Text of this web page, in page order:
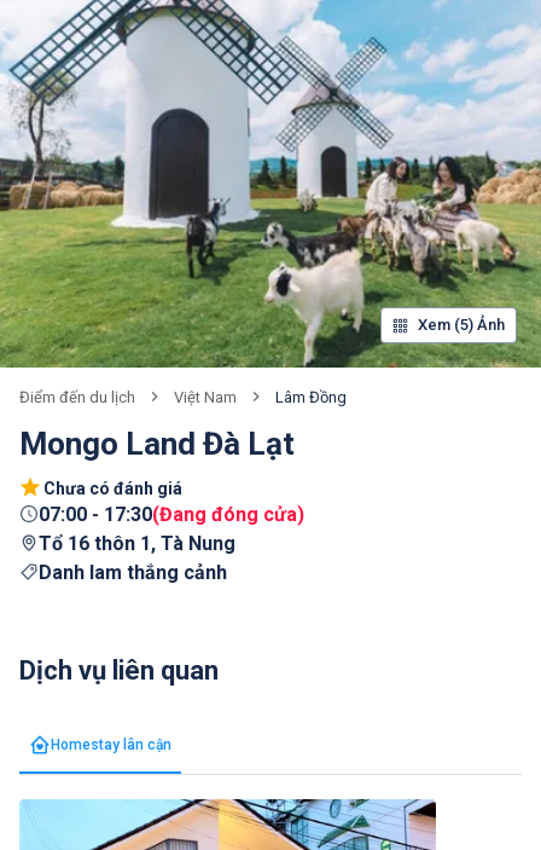
Xem (5) Ảnh
Điểm đến du lịch Việt Nam Lâm Đồng
Mongo Land Đà Lạt
Chưa có đánh giá
07:00 - 17:30(Đang đóng cửa)
Tổ 16 thôn 1, Tà Nung
Danh lam thắng cảnh
Dịch vụ liên quan
Homestay lân cận